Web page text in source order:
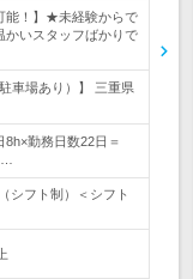
能！】★未経験からで
いスタッフばかりで
車場あり）】 三重県
勤務日数22日＝
シフト制）＜シフト